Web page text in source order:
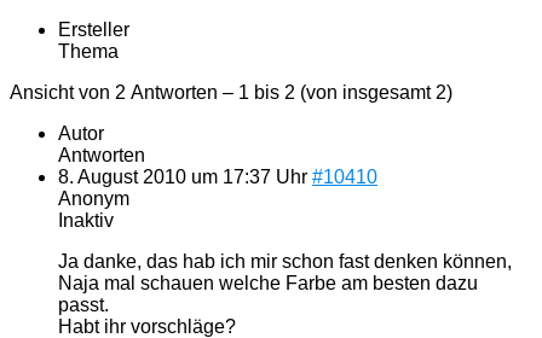
Ersteller
Thema
Ansicht von 2 Antworten – 1 bis 2 (von insgesamt 2)
Autor
Antworten
8. August 2010 um 17:37 Uhr #10410
Anonym
Inaktiv
Ja danke, das hab ich mir schon fast denken können,
Naja mal schauen welche Farbe am besten dazu
passt.
Habt ihr vorschläge?